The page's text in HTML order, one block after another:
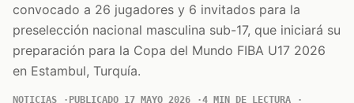
convocado a 26 jugadores y 6 invitados para la
preselección nacional masculina sub-17, que iniciará su
preparación para la Copa del Mundo FIBA U17 2026
en Estambul, Turquía.
NOTICIAS PUBLICADO 17 MAYO 2026
4 MIN DE LECTURA